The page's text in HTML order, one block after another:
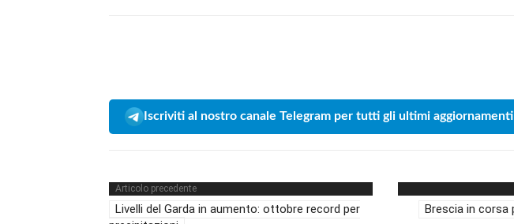
Iscriviti al nostro canale Telegram per tutti gli ultimi aggiornamenti
Articolo precedente
Livelli del Garda in aumento: ottobre record per
Brescia in corsa